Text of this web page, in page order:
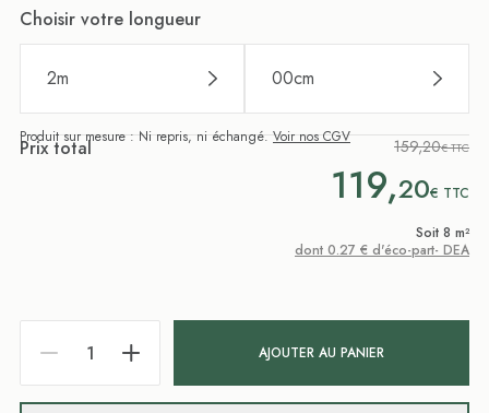
Choisir votre longueur
2m 00cm
Produit sur mesure : Ni repris, ni échangé.Voir nos CGV
Prix total 159,20€ TTC
119,20€ TTC
Soit 8 m²
dont 0.27 € d'éco-part- DEA
AJOUTER AU PANIER